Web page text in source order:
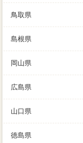
鳥取県
島根県
岡山県
広島県
山口県
徳島県